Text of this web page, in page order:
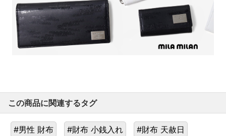
この商品に関連するタグ
#男性 財布 #財布 小銭入れ #財布 天赦日